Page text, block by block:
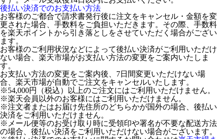
後払い決済でのお支払い方法
お客様のご都合で請求書発行後に注文をキャンセル・金額を変
更された場合、手数料をご負担いただきます。その際、手数料
を楽天ポイントから引き落としをさせていただく場合がござい
ます。
お客様のご利用状況などによって後払い決済がご利用いただけ
ない場合、楽天市場がお支払い方法の変更をご案内いたしま
す。
お支払い方法の変更をご案内後、7日間変更いただけない場
合、楽天市場が自動でご注文をキャンセルいたします。
※54,000円（税込）以上のご注文にはご利用いただけません。
※楽天会員以外のお客様にはご利用いただけません。
※注文者またはお届け先住所のどちらかが国外の場合、後払い
決済をご利用いただけません。
※メール便等のお受け取り時に受領印や署名が不要な配送方法
の場合、後払い決済をご利用いただけない場合がございます。